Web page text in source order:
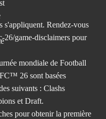
s'appliquent. Rendez-vous
26/game-disclaimers pour
mondiale de Football
26 sont basées
suivants : Clashs
et Draft.
pour obtenir la première